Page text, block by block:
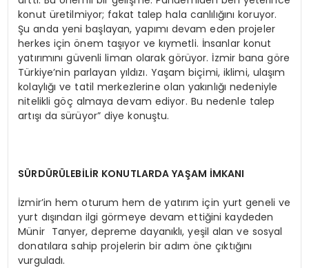
konut üretilmiyor; fakat talep hala canlılığını koruyor.
Şu anda yeni başlayan, yapımı devam eden projeler
herkes için önem taşıyor ve kıymetli. İnsanlar konut
yatırımını güvenli liman olarak görüyor. İzmir bana göre
Türkiye’nin parlayan yıldızı. Yaşam biçimi, iklimi, ulaşım
kolaylığı ve tatil merkezlerine olan yakınlığı nedeniyle
nitelikli göç almaya devam ediyor. Bu nedenle talep
artışı da sürüyor” diye konuştu.
SÜRDÜRÜLEBİLİR KONUTLARDA YAŞAM İMKANI
İzmir’in hem oturum hem de yatırım için yurt geneli ve
yurt dışından ilgi görmeye devam ettiğini kaydeden
Münir Tanyer, depreme dayanıklı, yeşil alan ve sosyal
donatılara sahip projelerin bir adım öne çıktığını
vurguladı.